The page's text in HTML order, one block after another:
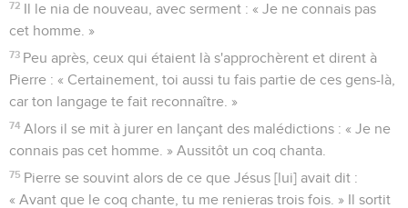
72 Il le nia de nouveau, avec serment : « Je ne connais pas
cet homme. »
73 Peu après, ceux qui étaient là s'approchèrent et dirent à
Pierre : « Certainement, toi aussi tu fais partie de ces gens-là,
car ton langage te fait reconnaître. »
74 Alors il se mit à jurer en lançant des malédictions : « Je ne
connais pas cet homme. » Aussitôt un coq chanta.
75 Pierre se souvint alors de ce que Jésus [lui] avait dit :
« Avant que le coq chante, tu me renieras trois fois. » Il sortit